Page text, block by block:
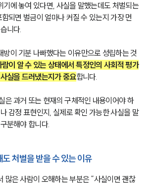
기에 놓여 있다면, 사실을 말했는데도 처벌되는
되면 벌금이 얼마나 커질 수 있는지 가장 먼
니다.
방이 기분 나빠했다는 이유만으로 성립하는 것
람이 알 수 있는 상태에서 특정인의 사회적 평가
실을 드러냈는지가 중요합니다.
은 과거 또는 현재의 구체적인 내용이어야 하
감정 표현인지, 실제로 확인 가능한 사실을 말
분해야 합니다.
처벌을 받을 수 있는 이유
많은 사람이 오해하는 부분은 “사실이면 괜찮